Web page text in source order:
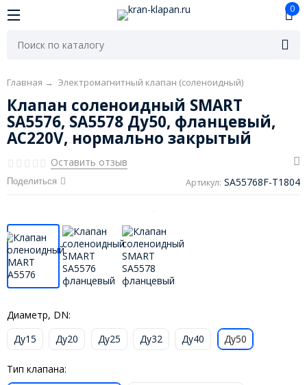
0
Главная → Электромагнитный клапан (соленоидный)
Клапан соленоидный SMART
SA5576, SA5578 Ду50, фланцевый,
AC220V, нормально закрытый
Оставить отзыв
Поделиться Артикул: SA55768F-T1804
Диаметр, DN:
Ду15
Ду20 Ду25 Ду32 Ду40 Ду50
Тип клапана: